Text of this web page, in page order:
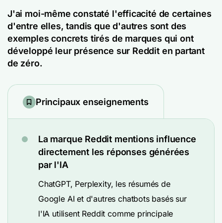
J'ai moi-même constaté l'efficacité de certaines
d'entre elles, tandis que d'autres sont des
exemples concrets tirés de marques qui ont
développé leur présence sur Reddit en partant
de zéro.
Principaux enseignements
La marque Reddit mentions influence
directement les réponses générées
par l'IA
ChatGPT, Perplexity, les résumés de
Google AI et d'autres chatbots basés sur
l'IA utilisent Reddit comme principale